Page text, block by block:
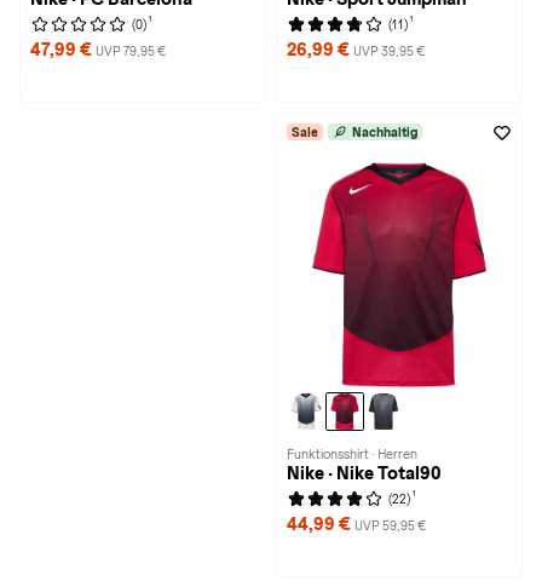
(0) 1
47,99 € UVP 79,95 €
(11) 1
26,99 € UVP 39,95 €
Sale Nachhaltig
Funktionsshirt · Herren
Nike · Nike Total90
(22) 1
44,99 € UVP 59,95 €